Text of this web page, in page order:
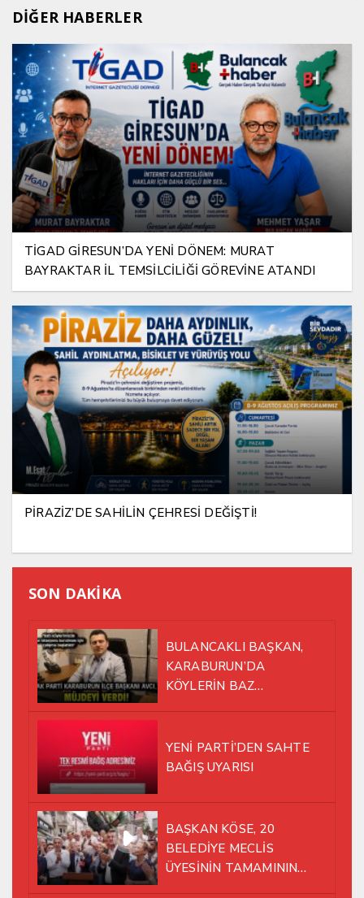
DİĞER HABERLER
TİGAD GİRESUN’DA YENİ DÖNEM: MURAT
BAYRAKTAR İL TEMSİLCİLİĞİ GÖREVİNE ATANDI
PİRAZİZ’DE SAHİLİN ÇEHRESİ DEĞİŞTİ!
SON DAKİKA
BULANCAKLI BAŞKAN,
KARABURUN’DA
KÖYLERİN BAZ
YENİ PARTİ’DEN SAHTE
BAĞIŞ UYARISI
BAŞKAN KÖSE, 20
BELEDİYE MECLİS
ÜYESİNİN TAMAMININ